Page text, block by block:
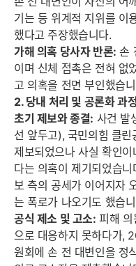
기는 등 위계적 지위를 이
했다고 주장했습니다.
가해 의혹 당사자 반론: 손
이며 신체 접촉은 전혀 없
고 의혹을 전면 부인했습
2. 당내 처리 및 공론화 과정
초기 제보와 종결: 사건 발
선 앞두고), 국민의힘 클
제보되었으나 사실 확인
다는 의혹이 제기되었습
보 측의 공세가 이어지자
는 폭로가 나오기도 했습
공식 제소 및 고소: 피해 의
으로 대응하지 못하다가,
원회에 손 전 대변인을 정